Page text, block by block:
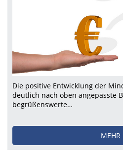
Die positive Entwicklung der
deutlich nach oben angepasste
begrüßenswerte…
MEHR